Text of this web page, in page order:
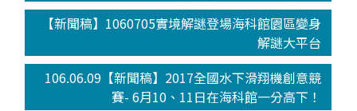
【新聞稿】1060705實境解謎登場海科館園區變身
解謎大平台
106.06.09【新聞稿】2017全國水下滑翔機創意競
賽- 6月10、11日在海科館一分高下！